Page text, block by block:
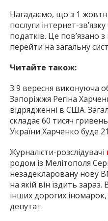
Нагадаємо, що з 1
послуги інтернет-
податків. Це пов’язано
перейти на загальну
Читайте також:
З 9 вересня виконуюча
Запоріжжя Регіна
відрядженні в США.
складає 60 тисяч
України Харченко буде
Журналісти-розслідувачі
родом із Мелітополя
незадекларовану нову
на якій він їздить
інших дорогих
депутат.